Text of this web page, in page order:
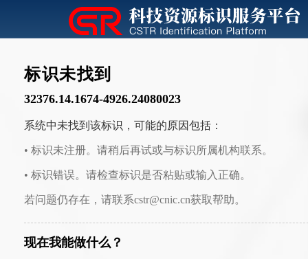
标识未找到
32376.14.1674-4926.24080023
系统中未找到该标识，可能的原因包括：
• 标识未注册。请稍后再试或与标识所属机构联系。
• 标识错误。请检查标识是否粘贴或输入正确。
若问题仍存在，请联系cstr@cnic.cn获取帮助。
现在我能做什么？